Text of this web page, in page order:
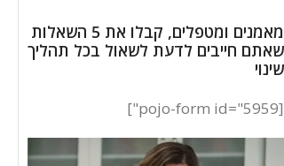
מאמנים ומטפלים, קבלו את 5 השאלות
שאתם חייבים לדעת לשאול בכל תהליך
שינוי
[pojo-form id="5959"]